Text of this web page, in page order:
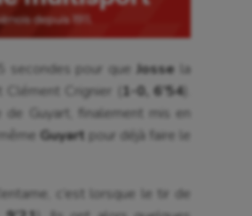
secondes pour que Josse la
Crignier (
1-0, 6’54).
de Guyart, finalement mis en
Guyart pour déjà faire le
c’est lorsque le tir de